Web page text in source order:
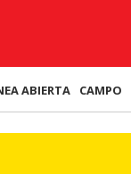
ABIERTA CAMPO